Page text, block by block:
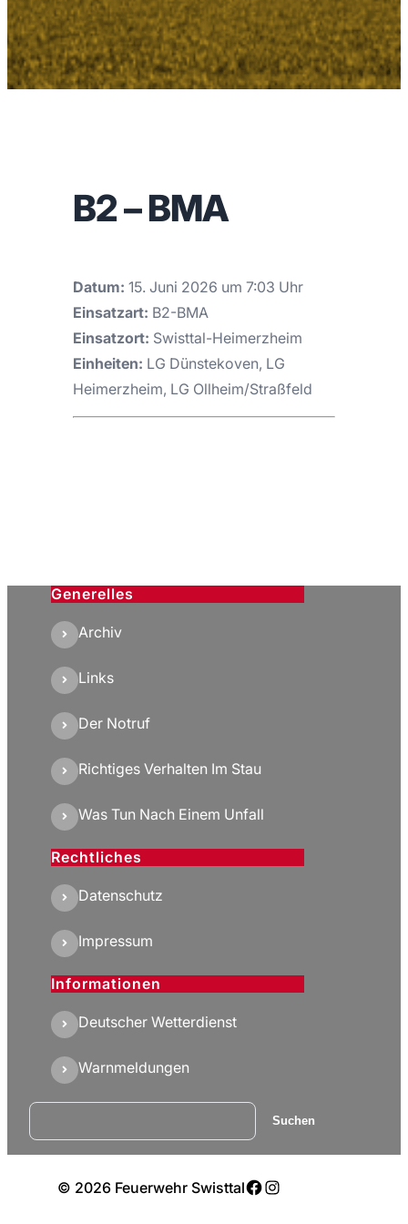
B2 – BMA
Datum: 15. Juni 2026 um 7:03 Uhr
Einsatzart: B2-BMA
Einsatzort: Swisttal-Heimerzheim
Einheiten: LG Dünstekoven, LG
Heimerzheim, LG Ollheim/Straßfeld
Generelles
Archiv
Links
Der Notruf
Richtiges Verhalten Im Stau
Was Tun Nach Einem Unfall
Rechtliches
Datenschutz
Impressum
Informationen
Deutscher Wetterdienst
Warnmeldungen
Suchen Suchen
© 2026 Feuerwehr SwisttalFacebook
Instagram